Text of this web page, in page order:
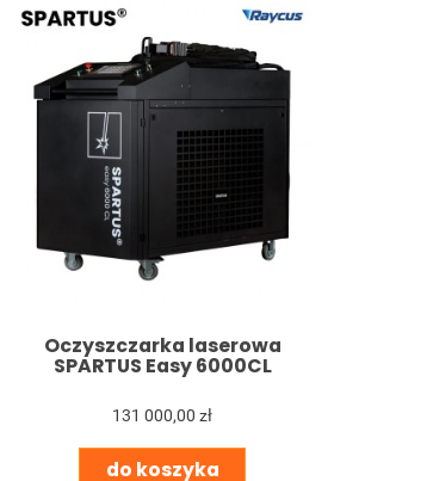
Oczyszczarka laserowa
SPARTUS Easy 6000CL
131 000,00 zł
do koszyka